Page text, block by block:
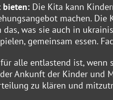
bieten: Die Kita kann
machen.
was sie auch in
gemeinsam essen.
alle entlastend ist,
Ankunft der Kinder und
zu klären und